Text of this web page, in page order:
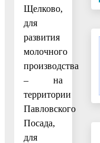
Щелково,
для
развития
молочного
производства
– на
территории
Павловского
Посада,
для